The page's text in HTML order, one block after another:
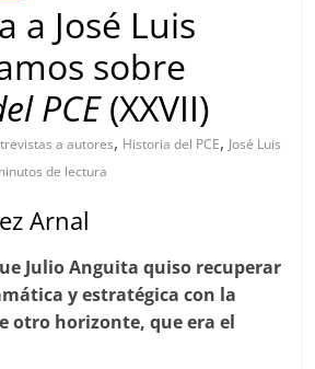
a José Luis
sobre
PCE(XXVII)
a autores, Historia del PCE, José Luis
de lectura
Arnal
Julio Anguita quiso recuperar
y estratégica con la
otro horizonte, que era el